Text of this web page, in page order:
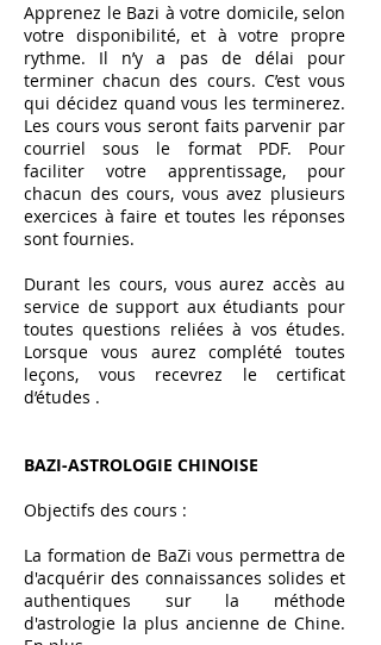
Apprenez le Bazi à votre domicile, selon
votre disponibilité, et à votre propre
rythme. Il n’y a pas de délai pour
terminer chacun des cours. C’est vous
qui décidez quand vous les terminerez.
Les cours vous seront faits parvenir par
courriel sous le format PDF. Pour
faciliter votre apprentissage, pour
chacun des cours, vous avez plusieurs
exercices à faire et toutes les réponses
sont fournies.
Durant les cours, vous aurez accès au
service de support aux étudiants pour
toutes questions reliées à vos études.
Lorsque vous aurez complété toutes
leçons, vous recevrez le certificat
d’études .
BAZI-ASTROLOGIE CHINOISE
Objectifs des cours :
La formation de BaZi vous permettra de
d'acquérir des connaissances solides et
authentiques sur la méthode
d'astrologie la plus ancienne de Chine.